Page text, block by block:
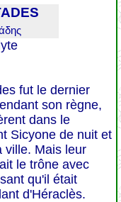
fut le dernier
son règne,
dans le
Sicyone de nuit et
ville. Mais leur
le trône avec
qu'il était
d'Héraclès.